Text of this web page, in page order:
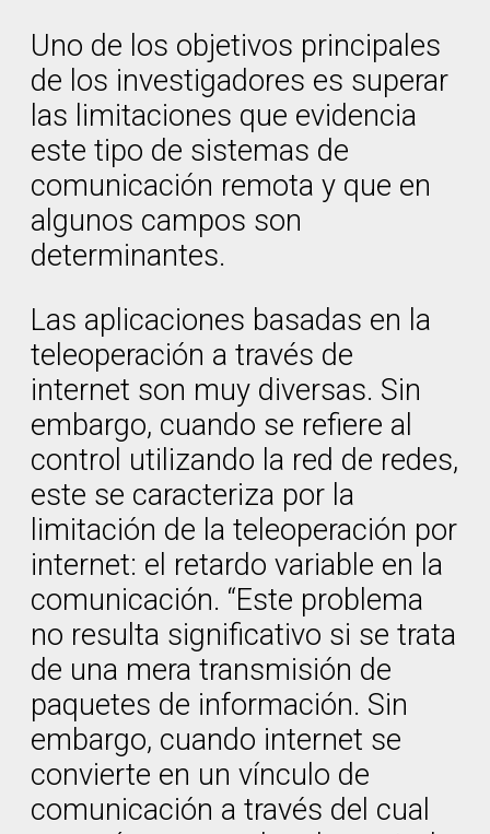
Uno de los objetivos principales
de los investigadores es superar
las limitaciones que evidencia
este tipo de sistemas de
comunicación remota y que en
algunos campos son
determinantes.
Las aplicaciones basadas en la
teleoperación a través de
internet son muy diversas. Sin
embargo, cuando se refiere al
control utilizando la red de redes,
este se caracteriza por la
limitación de la teleoperación por
internet: el retardo variable en la
comunicación. “Este problema
no resulta significativo si se trata
de una mera transmisión de
paquetes de información. Sin
embargo, cuando internet se
convierte en un vínculo de
comunicación a través del cual